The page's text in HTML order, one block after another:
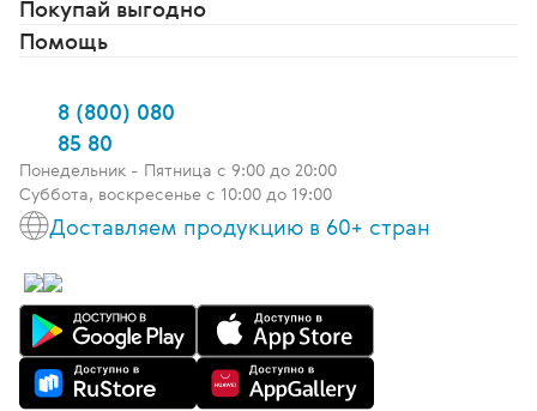
Покупай выгодно
Помощь
8 (800) 080
85 80
Понедельник - Пятница c 9:00 до 20:00
Суббота, воскресенье с 10:00 до 19:00
Доставляем продукцию в 60+ стран